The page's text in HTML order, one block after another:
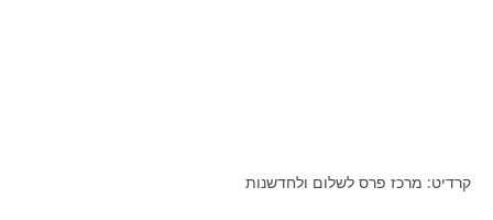
קרדיט: מרכז פרס לשלום ולחדשנות